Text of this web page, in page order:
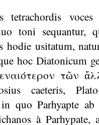
toni sequantur,
hodie usitatum,
hoc Diatonicum
τῶν
caeteris,
quo Parhyapte
à Parhypate,